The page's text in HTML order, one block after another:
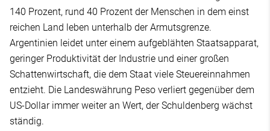
140 Prozent, rund 40 Prozent der Menschen in dem einst
reichen Land leben unterhalb der Armutsgrenze.
Argentinien leidet unter einem aufgeblähten Staatsapparat,
geringer Produktivität der Industrie und einer großen
Schattenwirtschaft, die dem Staat viele Steuereinnahmen
entzieht. Die Landeswährung Peso verliert gegenüber dem
US-Dollar immer weiter an Wert, der Schuldenberg wächst
ständig.